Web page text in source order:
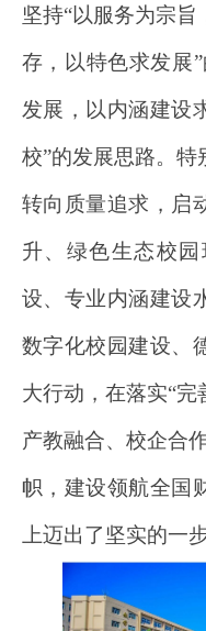
坚持“以服务为宗
存，以特色求发展
发展，以内涵建设
校”的发展思路。
转向质量追求，启
升、绿色生态校
设、专业内涵建设
数字化校园建设、
大行动，在落实“
产教融合、校企合
帜，建设领航全国
上迈出了坚实的一步